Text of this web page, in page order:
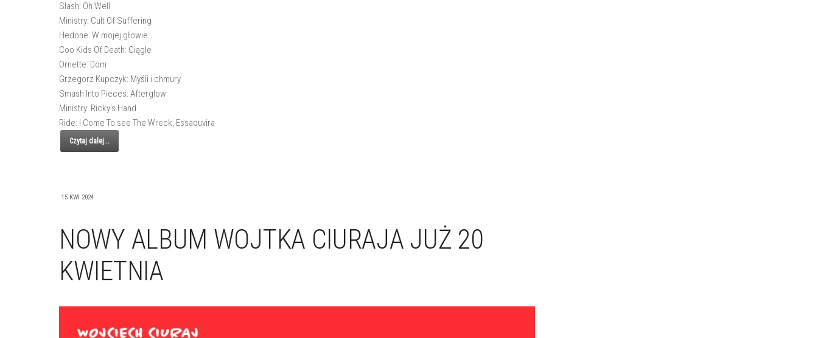
Slash: Oh Well
Ministry: Cult Of Suffering
Hedone: W mojej głowie
Coo Kids Of Death: Ciągle
Ornette: Dom
Grzegorz Kupczyk: Myśli i chmury
Smash Into Pieces: Afterglow
Ministry: Ricky's Hand
Ride: I Come To see The Wreck, Essaouvira
Czytaj dalej...
15 KWI 2024
NOWY ALBUM WOJTKA CIURAJA JUŻ 20
KWIETNIA